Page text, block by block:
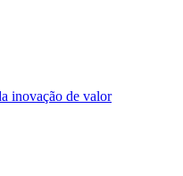
inovação de valor